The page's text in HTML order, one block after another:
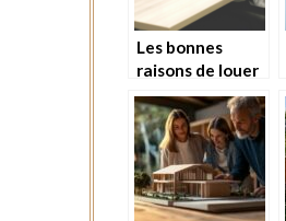
Les bonnes
raisons de louer
un espace de
bureau partage